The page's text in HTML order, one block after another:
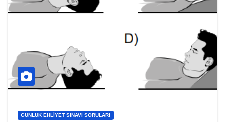
GUNLUK EHLIYET SINAVI SORULARI